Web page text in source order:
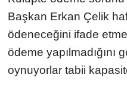
Başkan Erkan Çelik
ödeneceğini ifade
ödeme
oynuyorlar tabii